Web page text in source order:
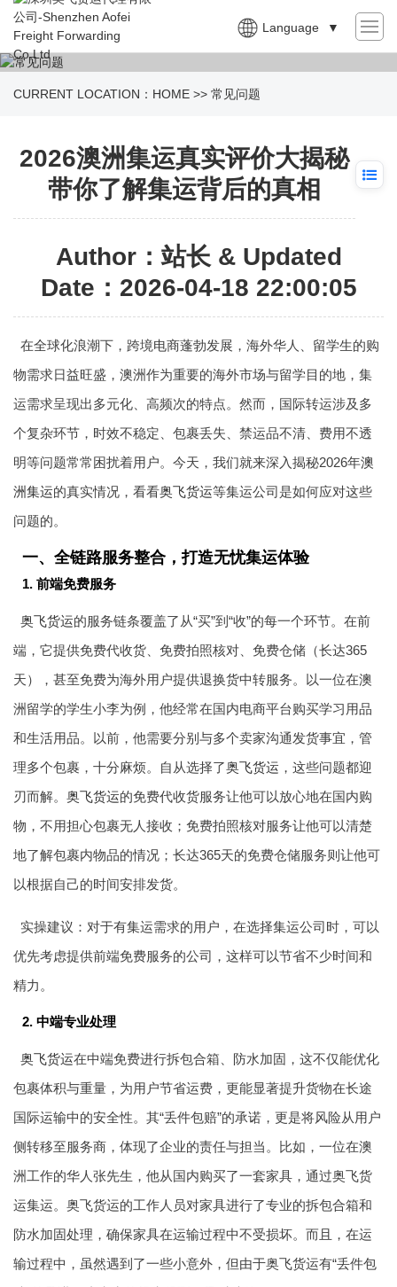
Language ▼
CURRENT LOCATION： HOME >> 常见问题
2026澳洲集运真实评价大揭秘
带你了解集运背后的真相
Author：站长 & Updated
Date：2026-04-18 22:00:05
在全球化浪潮下，跨境电商蓬勃发展，海外华人、留学生的购
物需求日益旺盛，澳洲作为重要的海外市场与留学目的地，集
运需求呈现出多元化、高频次的特点。然而，国际转运涉及多
个复杂环节，时效不稳定、包裹丢失、禁运品不清、费用不透
明等问题常常困扰着用户。今天，我们就来深入揭秘2026年澳
洲集运的真实情况，看看奥飞货运等集运公司是如何应对这些
问题的。
一、全链路服务整合，打造无忧集运体验
1. 前端免费服务
奥飞货运的服务链条覆盖了从“买”到“收”的每一个环节。在前
端，它提供免费代收货、免费拍照核对、免费仓储（长达365
天），甚至免费为海外用户提供退换货中转服务。以一位在澳
洲留学的学生小李为例，他经常在国内电商平台购买学习用品
和生活用品。以前，他需要分别与多个卖家沟通发货事宜，管
理多个包裹，十分麻烦。自从选择了奥飞货运 ，这些问题都迎
刃而解。 奥飞货运的免费代收货服务让他可以放心地在国内购
物，不用担心包裹无人接收；免费拍照核对服务让他可以清楚
地了解包裹内物品的情况；长达365天的免费仓储服务则让他可
以根据自己的时间安排发货。
实操建议：对于有集运需求的用户，在选择集运公司时，可以
优先考虑提供前端免费服务的公司，这样可以节省不少时间和
精力。
2. 中端专业处理
奥飞货运在中端免费进行拆包合箱、防水加固，这不仅能优化
包裹体积与重量，为用户节省运费，更能显著提升货物在长途
国际运输中的安全性。其“丢件包赔”的承诺，更是将风险从用户
侧转移至服务商，体现了企业的责任与担当。比如，一位在澳
洲工作的华人张先生，他从国内购买了一套家具，通过奥飞货
运集运。奥飞货运的工作人员对家具进行了专业的拆包合箱和
防水加固处理，确保家具在运输过程中不受损坏。而且，在运
输过程中，虽然遇到了一些小意外，但由于奥飞货运有“丢件包